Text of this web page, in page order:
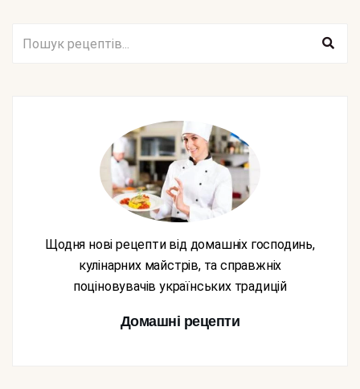
Щодня нові рецепти від домашніх господинь,
кулінарних майстрів, та справжніх
поціновувачів українських традицій
Домашні рецепти